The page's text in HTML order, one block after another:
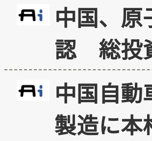
中国、
認 総投
中国自
製造に本